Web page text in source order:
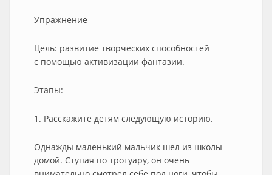
Упражнение
Цель: развитие творческих способностей
с помощью активизации фантазии.
Этапы:
1. Расскажите детям следующую историю.
Однажды маленький мальчик шел из школы
домой. Ступая по тротуару, он очень